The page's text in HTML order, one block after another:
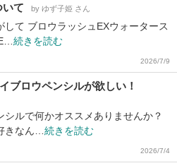
いて by ゆず子姫 さん
て ブロウラッシュEXウォータース
続きを読む
2026/7/9
ブロウペンシルが欲しい！
ルで何かオススメありませんか？
きなん… 続きを読む
2026/7/4